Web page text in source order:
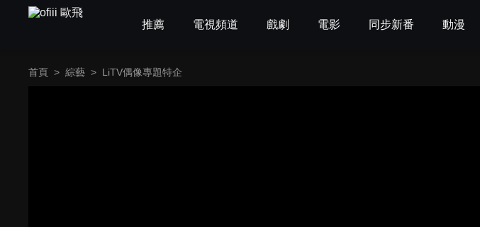
推薦 電視頻道 戲劇 電影 同步新番 動漫
首頁 > 綜藝 > LiTV偶像專題特企